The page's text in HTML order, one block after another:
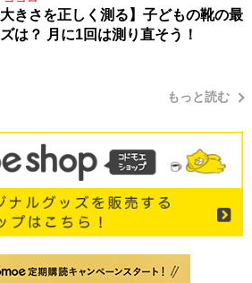
大きさを正しく測る】子どもの靴の最
は？ 月に1回は測り直そう！
もっと読む